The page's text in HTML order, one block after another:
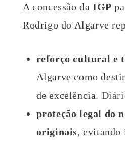
A concessão da IGP
Rodrigo do Algarve
reforço cultural e
Algarve como
de excelência.
proteção legal do
originais,